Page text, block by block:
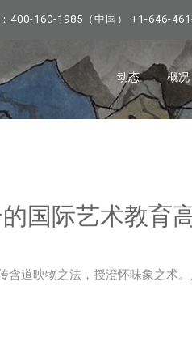
400-160-1985（中国） +1-646-
动态 概况
国际艺术教育
道映物之法，授澄怀味象之术